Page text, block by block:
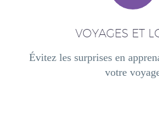
VOYAGES ET
Évitez les surprises en
votre